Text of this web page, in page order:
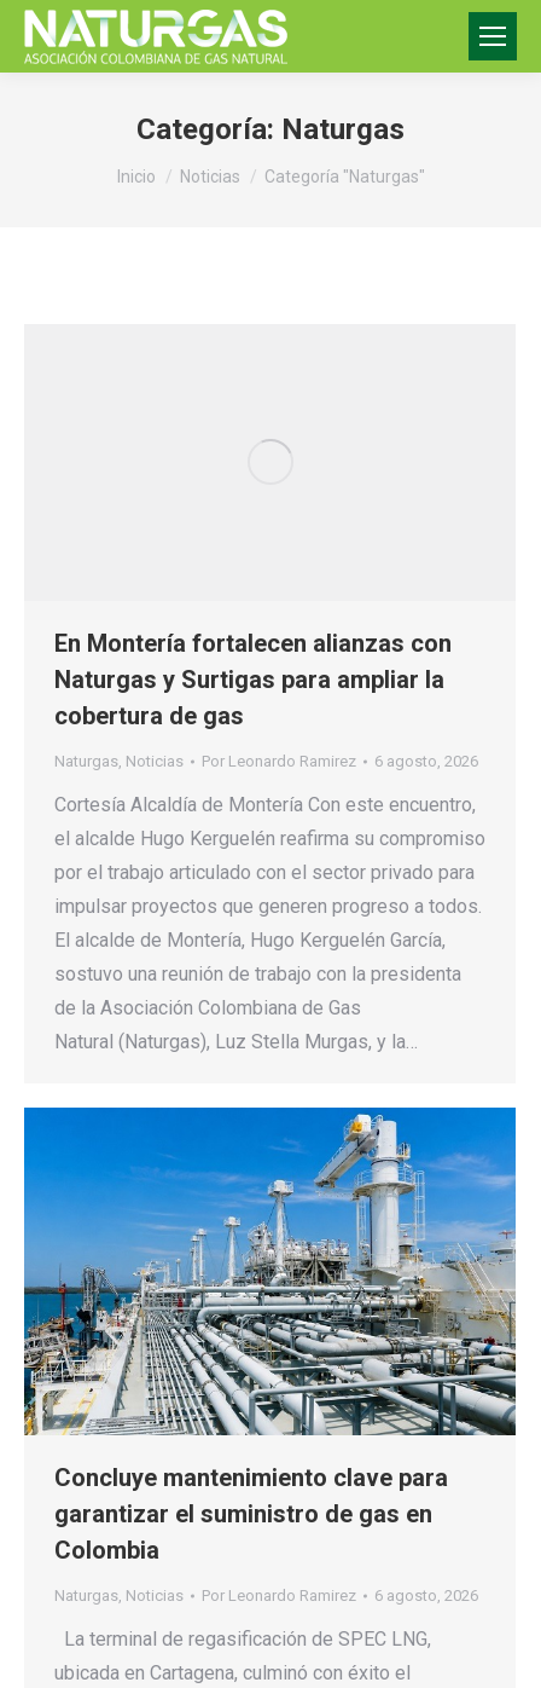
Categoría: Naturgas
Estás aquí:
Inicio Noticias Categoría "Naturgas"
En Montería fortalecen alianzas con
Naturgas y Surtigas para ampliar la
cobertura de gas
Naturgas, Noticias Por Leonardo Ramirez 6 agosto, 2026
Cortesía Alcaldía de Montería Con este encuentro,
el alcalde Hugo Kerguelén reafirma su compromiso
por el trabajo articulado con el sector privado para
impulsar proyectos que generen progreso a todos.
El alcalde de Montería, Hugo Kerguelén García,
sostuvo una reunión de trabajo con la presidenta
de la Asociación Colombiana de Gas
Natural (Naturgas), Luz Stella Murgas, y la…
Concluye mantenimiento clave para
garantizar el suministro de gas en
Colombia
Naturgas, Noticias Por Leonardo Ramirez 6 agosto, 2026
La terminal de regasificación de SPEC LNG,
ubicada en Cartagena, culminó con éxito el